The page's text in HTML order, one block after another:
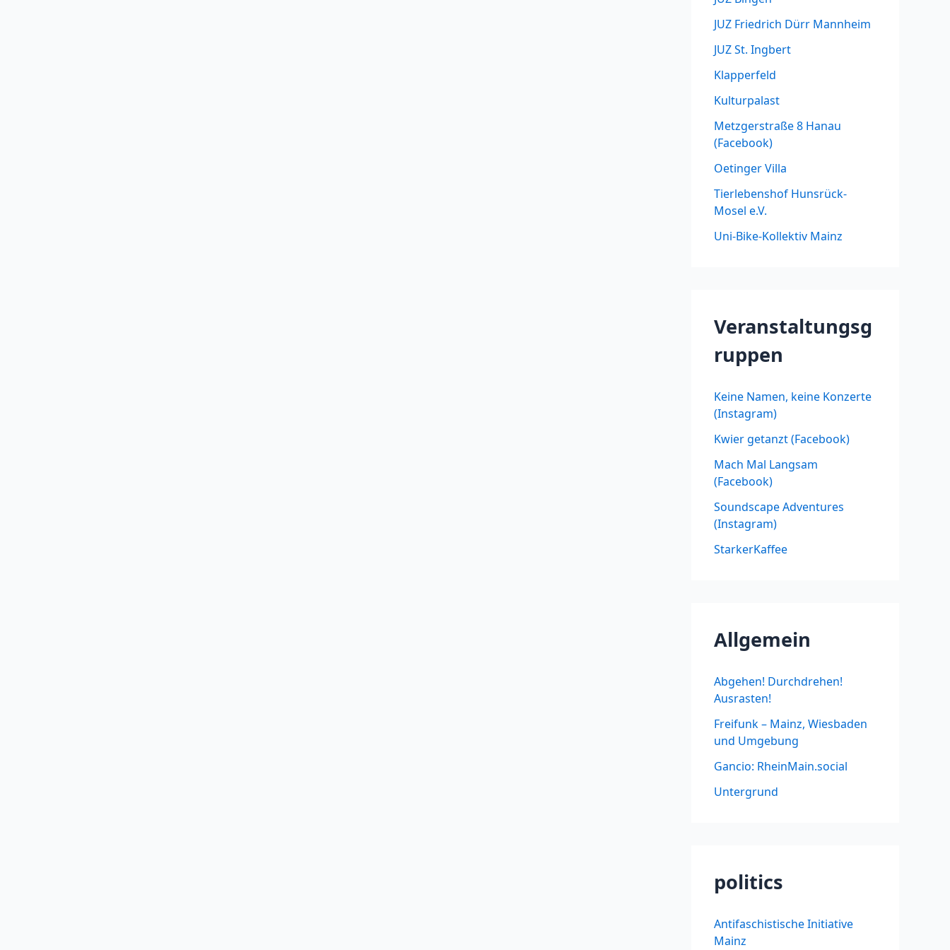
JUZ Friedrich Dürr Mannheim
JUZ St. Ingbert
Klapperfeld
Kulturpalast
Metzgerstraße 8 Hanau
(Facebook)
Oetinger Villa
Tierlebenshof Hunsrück-
Mosel e.V.
Uni-Bike-Kollektiv Mainz
Veranstaltungsg
ruppen
Keine Namen, keine Konzerte
(Instagram)
Kwier getanzt (Facebook)
Mach Mal Langsam
(Facebook)
Soundscape Adventures
(Instagram)
StarkerKaffee
Allgemein
Abgehen! Durchdrehen!
Ausrasten!
Freifunk – Mainz, Wiesbaden
und Umgebung
Gancio: RheinMain.social
Untergrund
politics
Antifaschistische Initiative
Mainz